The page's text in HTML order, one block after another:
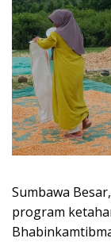
Sumbawa
program